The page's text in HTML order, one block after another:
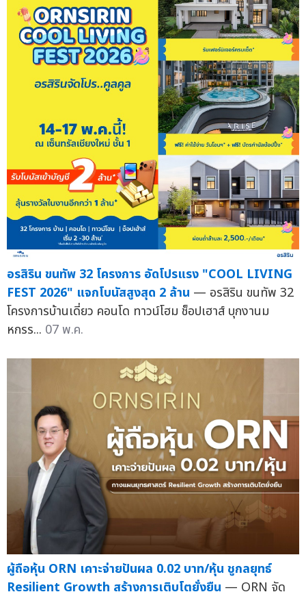
อรสิริน ขนทัพ 32 โครงการ อัดโปรแรง "COOL LIVING
FEST 2026" แจกโบนัสสูงสุด 2 ล้าน — อรสิริน ขนทัพ 32
โครงการบ้านเดี่ยว คอนโด ทาวน์โฮม ช็อปเฮาส์ บุกงานม
หกรร... 07 พ.ค.
ผู้ถือหุ้น ORN เคาะจ่ายปันผล 0.02 บาท/หุ้น ชูกลยุทธ์
Resilient Growth สร้างการเติบโตยั่งยืน — ORN จัด